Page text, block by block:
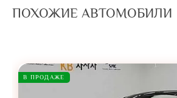
ПОХОЖИЕ АВТОМОБИЛИ
В ПРОДАЖЕ